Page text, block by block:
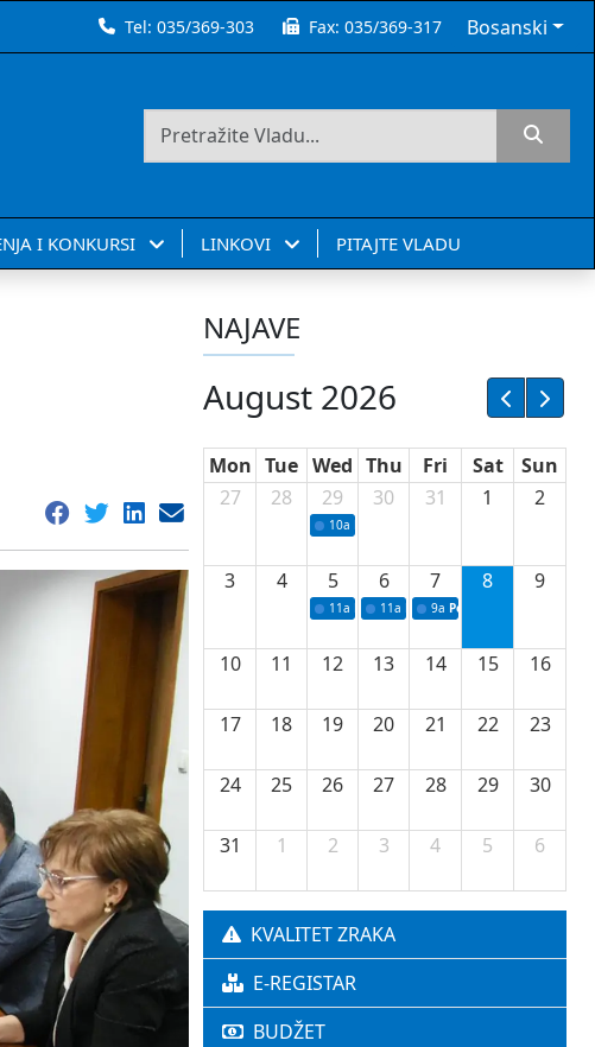
Tel:035/369-303 Fax:035/369-317 Bosanski
I KONKURSI LINKOVI PITAJTE VLADU
NAJAVE
August 2026
Mon Tue Wed Thu Fri Sat
Sun
27
28 29
10a Potpisivanje ugovora sa neprofitnim
30 31 1 2
3 4 5
11a Potpisivanje ugovora o stipendijama
6
11a Podrška razvoju vodne
7
9a Početak izgradnje nove
8 9
10 11 12 13 14 15 16
17 18 19 20 21 22 23
24 25 26 27 28 29 30
31 1 2 3 4 5 6
KVALITET ZRAKA
E-REGISTAR
BUDŽET